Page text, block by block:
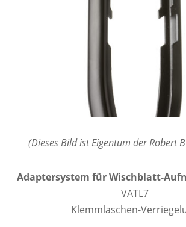
(Dieses Bild ist Eigentum der Robert
Adaptersystem für Wischblatt-
VATL7
Klemmlaschen-